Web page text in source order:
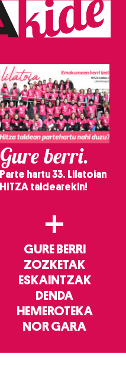
Gure berri.
Parte hartu 33. Lilatoian
HITZA taldearekin!
+
GURE BERRI
ZOZKETAK
ESKAINTZAK
DENDA
HEMEROTEKA
NOR GARA